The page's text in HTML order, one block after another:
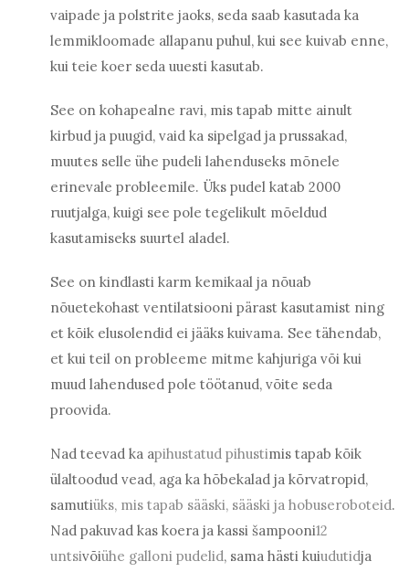
vaipade ja polstrite jaoks, seda saab kasutada ka
lemmikloomade allapanu puhul, kui see kuivab enne,
kui teie koer seda uuesti kasutab.
See on kohapealne ravi, mis tapab mitte ainult
kirbud ja puugid, vaid ka sipelgad ja prussakad,
muutes selle ühe pudeli lahenduseks mõnele
erinevale probleemile. Üks pudel katab 2000
ruutjalga, kuigi see pole tegelikult mõeldud
kasutamiseks suurtel aladel.
See on kindlasti karm kemikaal ja nõuab
nõuetekohast ventilatsiooni pärast kasutamist ning
et kõik elusolendid ei jääks kuivama. See tähendab,
et kui teil on probleeme mitme kahjuriga või kui
muud lahendused pole töötanud, võite seda
proovida.
Nad teevad ka apihustatud pihustimis tapab kõik
ülaltoodud vead, aga ka hõbekalad ja kõrvatropid,
samutiüks, mis tapab sääski, sääski ja hobuseroboteid.
Nad pakuvad kas koera ja kassi šampooni12
untsivõiühe galloni pudelid, sama hästi kuiudutidja